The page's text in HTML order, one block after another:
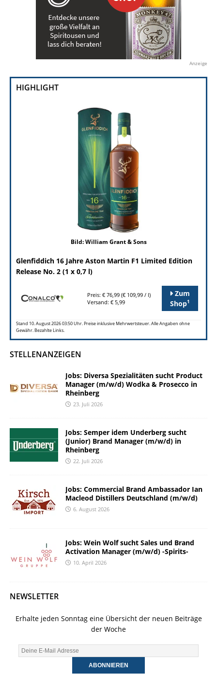
Anzeige
HIGHLIGHT
Bild: William Grant & Sons
Glenfiddich 16 Jahre Aston Martin F1 Limited Edition
Release No. 2 (1 x 0,7 l)
Preis: € 76,99 (€ 109,99 / l)
Versand: € 5,99
Zum
Shop1
Stand 10. August 2026 03:50 Uhr. Preise inklusive Mehrwertsteuer. Alle Angaben ohne
Gewähr. Bezahlte Links.
STELLENANZEIGEN
Jobs: Diversa Spezialitäten sucht Product
Manager (m/w/d) Wodka & Prosecco in
Rheinberg
23. Juli 2026
Jobs: Semper idem Underberg sucht
(Junior) Brand Manager (m/w/d) in
Rheinberg
22. Juli 2026
Jobs: Commercial Brand Ambassador Ian
Macleod Distillers Deutschland (m/w/d)
6. August 2026
Jobs: Wein Wolf sucht Sales und Brand
Activation Manager (m/w/d) -Spirits-
10. April 2026
NEWSLETTER
Erhalte jeden Sonntag eine Übersicht der neuen Beiträge
der Woche